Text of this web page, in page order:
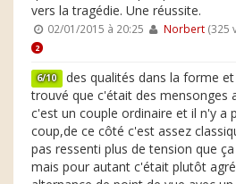
vers la tragédie. Une réussite.
02/01/2015 à 20:25 Norbert(325
2
6/10 des qualités dans la forme
trouvé que c'était des mensonges
c'est un couple ordinaire et il n'y a
coup,de ce côté c'est assez
pas ressenti plus de tension que ça
mais pour autant c'était plutôt